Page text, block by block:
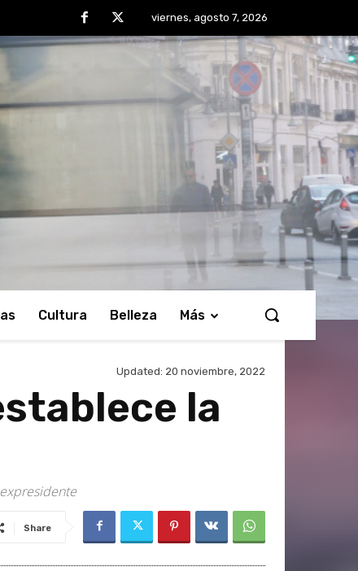
viernes, agosto 7, 2026
Cultura Belleza Más
Updated: 20 noviembre, 2022
la
Share